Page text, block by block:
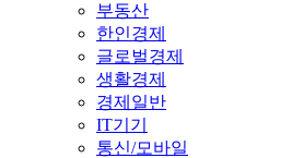
부동산
한인경제
글로벌경제
생활경제
경제일반
IT기기
통신/모바일